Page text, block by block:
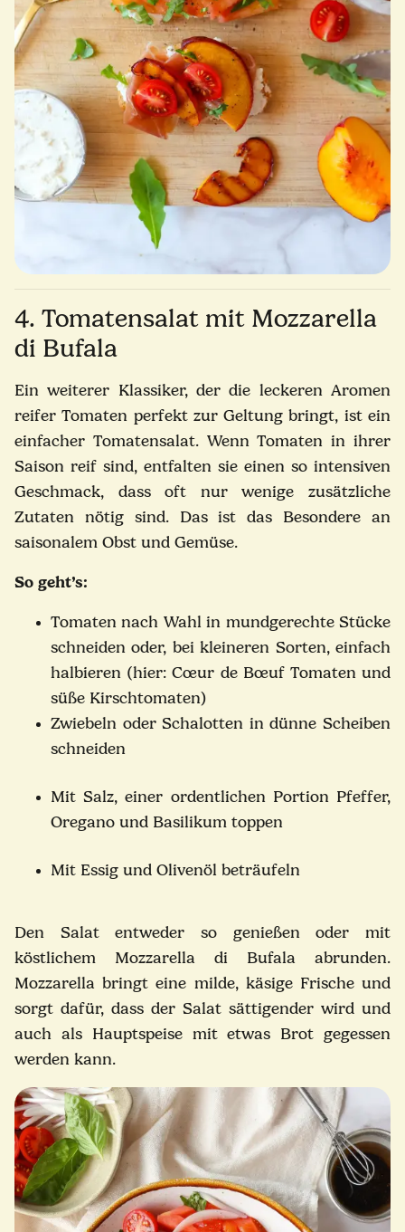
4. Tomatensalat mit Mozzarella
di Bufala
Ein weiterer Klassiker, der die leckeren Aromen
reifer Tomaten perfekt zur Geltung bringt, ist ein
einfacher Tomatensalat. Wenn Tomaten in ihrer
Saison reif sind, entfalten sie einen so intensiven
Geschmack, dass oft nur wenige zusätzliche
Zutaten nötig sind. Das ist das Besondere an
saisonalem Obst und Gemüse.
So geht’s:
Tomaten nach Wahl in mundgerechte Stücke
schneiden oder, bei kleineren Sorten, einfach
halbieren (hier: Cœur de Bœuf Tomaten und
süße Kirschtomaten)
Zwiebeln oder Schalotten in dünne Scheiben
schneiden
Mit Salz, einer ordentlichen Portion Pfeffer,
Oregano und Basilikum toppen
Mit Essig und Olivenöl beträufeln
Den Salat entweder so genießen oder mit
köstlichem Mozzarella di Bufala abrunden.
Mozzarella bringt eine milde, käsige Frische und
sorgt dafür, dass der Salat sättigender wird und
auch als Hauptspeise mit etwas Brot gegessen
werden kann.